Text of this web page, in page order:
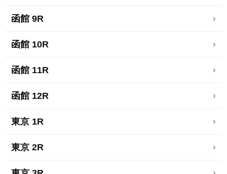
函館 9R ›
函館 10R ›
函館 11R ›
函館 12R ›
東京 1R ›
東京 2R ›